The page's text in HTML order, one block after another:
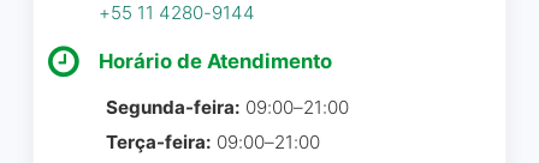
+55 11 4280-9144
Horário de Atendimento
Segunda-feira: 09:00–21:00
Terça-feira: 09:00–21:00